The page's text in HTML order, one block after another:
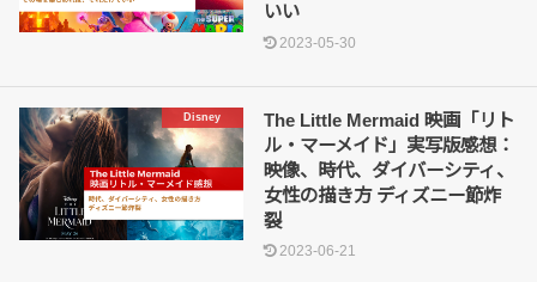
いい
2023-05-30
Disney
The Little Mermaid 映画「リト
ル・マーメイド」実写版感想：
映像、時代、ダイバーシティ、
女性の描き方 ディズニー節炸
裂
2023-06-21